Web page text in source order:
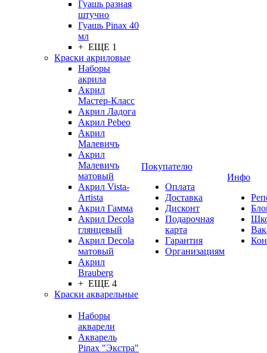
Гуашь разная
штучно
Гуашь Pinax 40
мл
+ ЕЩЕ 1
Краски акриловые
Наборы
акрила
Акрил
Мастер-Класс
Акрил Ладога
Акрил Pebeo
Акрил
Малевичъ
Акрил
Малевичъ
матовый
Акрил Vista-
Artista
Акрил Гамма
Акрил Decola
глянцевый
Акрил Decola
матовый
Акрил
Brauberg
+ ЕЩЕ 4
Краски акварельные
Наборы
акварели
Акварель
Pinax "Экстра"
Покупателю
Оплата
Доставка
Дисконт
Подарочная
карта
Гарантия
Организациям
Инфо